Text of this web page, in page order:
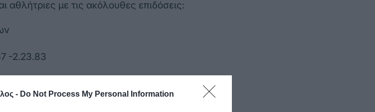
- Do Not Process My Personal Information
αθλήτριες με τις ακόλουθες επιδόσεις:
-2.23.83